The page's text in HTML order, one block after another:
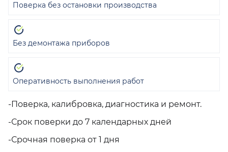
-Поверка, калибровка, диагностика и ремонт.
-Срок поверки до 7 календарных дней
-Срочная поверка от 1 дня
Поверка без остановки производства
Без демонтажа приборов
Оперативность выполнения работ